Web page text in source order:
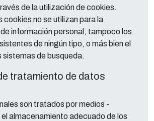
de la utilización de cookies.
cookies no se utilizan para la
información personal, tampoco los
de ningún tipo, o más bien el
sistemas de busqueda.
tratamiento de datos
son tratados por medios -
almacenamiento adecuado de los